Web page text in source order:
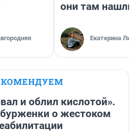
они там нашли
Екатерина
и облил кислотой».
о жестоком